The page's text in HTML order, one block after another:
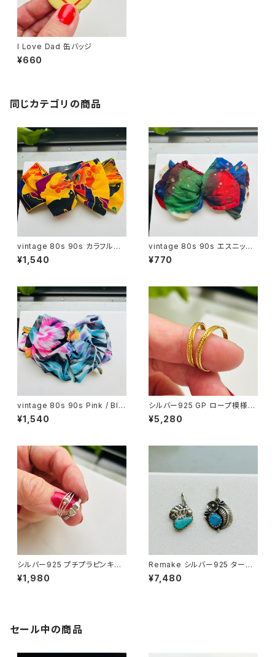
I Love Dad 缶バッジ
¥660
同じカテゴリの商品
vintage 80s 90s カラフルリ
ボンバレッタ
¥1,540
vintage 80s 90s エスニック
シフォンリボンバレッタ
¥770
vintage 80s 90s Pink / Blu
e / Black シフォンリボンバレッ
タ
¥1,540
シルバー925 GP ロープ模様リ
ング（バラ売り）
¥5,280
シルバー925 プチプラピンキー
リング（バラ売り）
¥1,980
Remake シルバー925 ターコ
イズチャーム（バラ売り）
¥7,480
セール中の商品